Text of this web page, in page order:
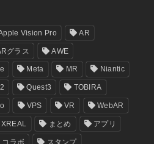
Vision Pro AR
グラス AWE
Meta MR Niantic
Quest3 TOBIRA
VPS VR WebAR
XREAL まとめ アプリ
コラボ スタンプ